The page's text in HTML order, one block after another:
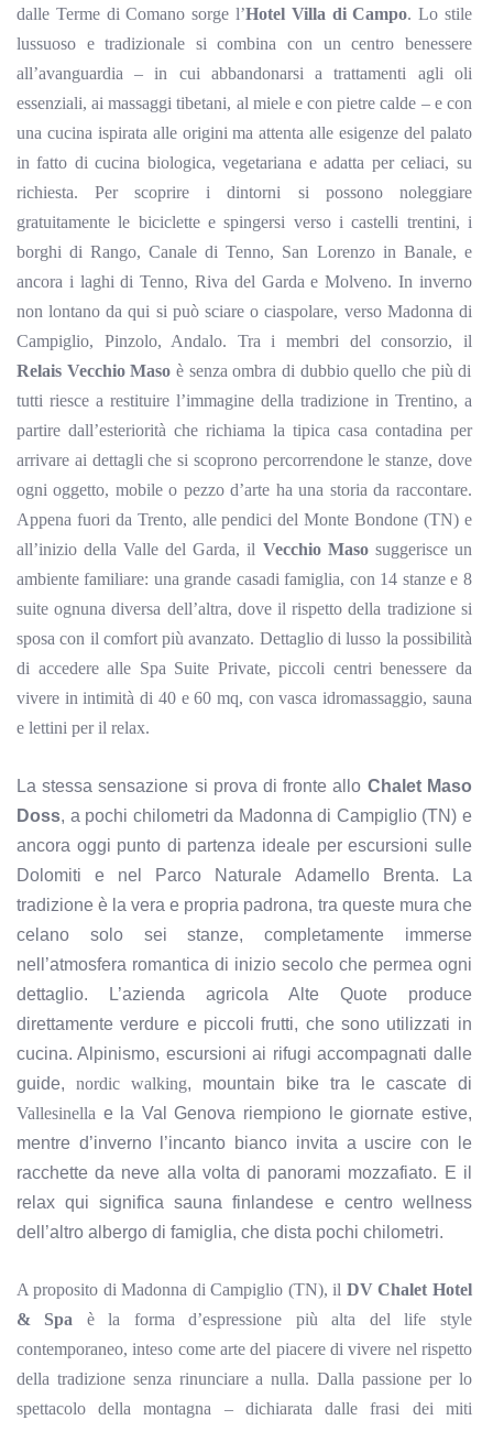
dalle Terme diComano sorge l’Hotel Villa di Campo. Lo stile
lussuoso e tradizionale si combina con un centro benessere
all’avanguardia – in cui abbandonarsi a trattamenti agli oli
essenziali, ai massaggi tibetani, al miele e con pietre calde – e con
una cucina ispirata alle origini ma attenta alle esigenze del palato
in fatto di cucina biologica, vegetariana e adatta per celiaci, su
richiesta.Per scoprire i dintorni si possono noleggiare
gratuitamente le biciclette e spingersi verso i castelli trentini, i
borghi di Rango, Canale di Tenno, San Lorenzo in Banale, e
ancora i laghi di Tenno, Riva del Garda eMolveno. In inverno
non lontano da qui si può sciare ociaspolare, verso Madonna di
Campiglio, Pinzolo, Andalo. Tra i membri del consorzio, il
Relais Vecchio Maso è senza ombra di dubbio quello che più di
tutti riesce a restituire l’immagine della tradizione in Trentino, a
partire dall’esteriorità che richiama la tipica casa contadina per
arrivare ai dettagli che si scoprono percorrendone le stanze, dove
ogni oggetto, mobile o pezzo d’arte ha una storia da raccontare.
Appena fuori da Trento, alle pendici del MonteBondone (TN) e
all’inizio della Valle del Garda, il Vecchio Masosuggerisce un
ambiente familiare: una grande casadi famiglia, con 14 stanze e 8
suite ognuna diversa dell’altra, dove il rispetto della tradizione si
sposa con il comfort più avanzato. Dettaglio di lusso la possibilità
di accedere alle Spa Suite Private, piccoli centri benessere da
vivere in intimità di 40 e 60 mq, con vasca idromassaggio, sauna
e lettini per il relax.
La stessa sensazione si prova di fronte allo Chalet Maso
Doss, a pochi chilometri da Madonna di Campiglio (TN) e
ancora oggi punto di partenza ideale per escursioni sulle
Dolomiti e nel Parco Naturale Adamello Brenta. La
tradizione è la vera e propria padrona, tra queste mura che
celano solo sei stanze, completamente immerse
nell’atmosfera romantica di inizio secolo che permea ogni
dettaglio. L’azienda agricola Alte Quote produce
direttamente verdure e piccoli frutti, che sono utilizzati in
cucina. Alpinismo, escursioni ai rifugi accompagnati dalle
guide, nordic walking, mountain bike tra le cascate di
Vallesinella e la Val Genova riempiono le giornate estive,
mentre d’inverno l’incanto bianco invita a uscire con le
racchette da neve alla volta di panorami mozzafiato. E il
relax qui significa sauna finlandese e centro wellness
dell’altro albergo di famiglia, che dista pochi chilometri.
A proposito di Madonna di Campiglio (TN), il DV Chalet Hotel
& Spa
è la forma d’espressione più alta del life style
contemporaneo, inteso come arte del piacere di vivere nel rispetto
della tradizione senza rinunciare a nulla. Dalla passione per lo
spettacolo della montagna – dichiarata dalle frasi dei miti